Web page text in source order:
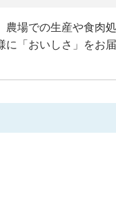
場での生産や食肉
「おいしさ」をお